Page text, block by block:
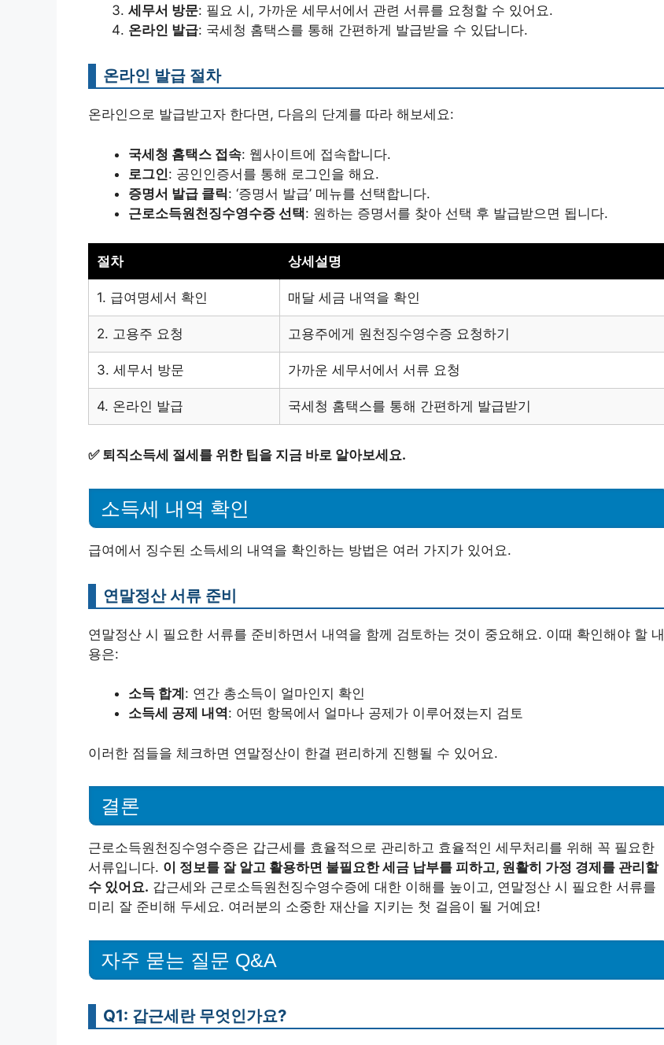
세무서 방문: 필요 시, 가까운 세무서에서 관련 서류를 요청할 수 있어요.
온라인 발급: 국세청 홈택스를 통해 간편하게 발급받을 수 있답니다.
온라인 발급 절차
온라인으로 발급받고자 한다면, 다음의 단계를 따라 해보세요:
국세청 홈택스 접속: 웹사이트에 접속합니다.
로그인: 공인인증서를 통해 로그인을 해요.
증명서 발급 클릭: ‘증명서 발급’ 메뉴를 선택합니다.
근로소득원천징수영수증 선택: 원하는 증명서를 찾아 선택 후 발급받으면 됩니다.
절차 상세설명
1. 급여명세서 확인 매달 세금 내역을 확인
2. 고용주 요청 고용주에게 원천징수영수증 요청하기
3. 세무서 방문 가까운 세무서에서 서류 요청
4. 온라인 발급 국세청 홈택스를 통해 간편하게 발급받기
✅ 퇴직소득세 절세를 위한 팁을 지금 바로 알아보세요.
소득세 내역 확인
급여에서 징수된 소득세의 내역을 확인하는 방법은 여러 가지가 있어요.
연말정산 서류 준비
연말정산 시 필요한 서류를 준비하면서 내역을 함께 검토하는 것이 중요해요. 이때 확인해야 할 내
용은:
소득 합계 : 연간 총소득이 얼마인지 확인
소득세 공제 내역: 어떤 항목에서 얼마나 공제가 이루어졌는지 검토
이러한 점들을 체크하면 연말정산이 한결 편리하게 진행될 수 있어요.
결론
근로소득원천징수영수증은 갑근세를 효율적으로 관리하고 효율적인 세무처리를 위해 꼭 필요한
서류입니다. 이 정보를 잘 알고 활용하면 불필요한 세금 납부를 피하고, 원활히 가정 경제를 관리할
수 있어요. 갑근세와 근로소득원천징수영수증에 대한 이해를 높이고, 연말정산 시 필요한 서류를
미리 잘 준비해 두세요. 여러분의 소중한 재산을 지키는 첫 걸음이 될 거예요!
자주 묻는 질문 Q&A
Q1: 갑근세란 무엇인가요?